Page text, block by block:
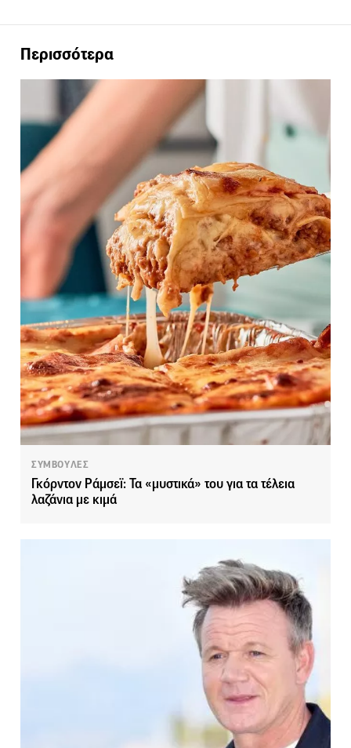
Περισσότερα
ΣΥΜΒΟΥΛΕΣ
Γκόρντον Ράμσεϊ: Τα «μυστικά» του για τα τέλεια
λαζάνια με κιμά